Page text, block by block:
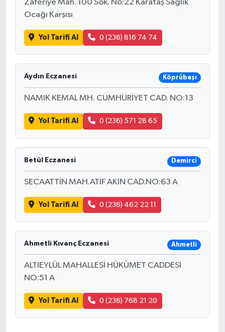
Zaferiye Mah. 100 Sok. No:22 Karataş Sağlık
Ocağı Karşısı
Yol Tarifi Al 0 (236) 816 74 74
Aydın Eczanesi Köprübaşı
NAMIK KEMAL MH. CUMHURİYET CAD. NO:13
Yol Tarifi Al 0 (236) 571 28 65
Betül Eczanesi Demirci
SECAATTİN MAH.ATIF AKIN CAD.NO:63 A
Yol Tarifi Al 0 (236) 462 22 11
Ahmetli Kıvanç Eczanesi Ahmetli
ALTIEYLÜL MAHALLESİ HÜKÜMET CADDESİ
NO:51 A
Yol Tarifi Al 0 (236) 768 21 20